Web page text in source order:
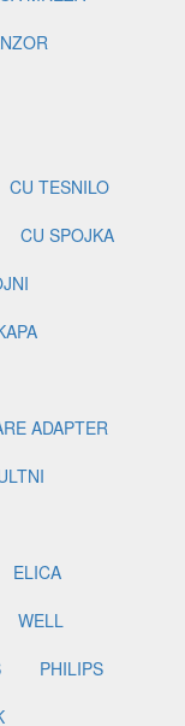
CU TESNILO
CU SPOJKA
ADAPTER
ELICA
WELL
PHILIPS